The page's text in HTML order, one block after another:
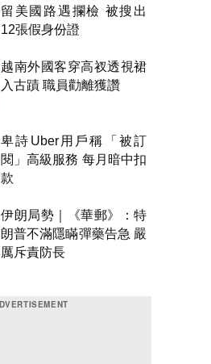
留美國路遇攔檢 被搜出
12張假身份證
越南外國客穿高衩透視裙
入古蹟 職員勸離獲讚
卑詩Uber用戶稱「被訂
閱」高級服務 每月暗中扣
款
伊朗局勢｜《華郵》：特
朗普不滿隱瞞彈藥告急 嚴
厲斥責防長